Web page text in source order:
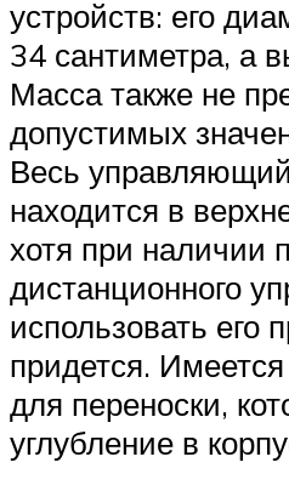
устройств: его
34 сантиметра, а
Масса также не
допустимых
Весь
находится в
хотя при наличии
дистанционного
использовать его
придется.
для переноски,
углубление в